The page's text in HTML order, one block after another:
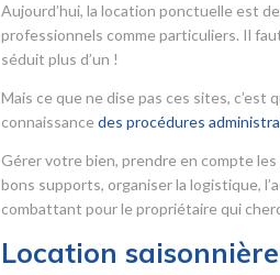
Aujourd’hui, la location ponctuelle est
professionnels comme particuliers. Il
séduit plus d’un !
Mais ce que ne dise pas ces sites,
connaissance des procédures
Gérer votre bien, prendre en compte
bons supports, organiser la logistique,
combattant pour le propriétaire qui
Location